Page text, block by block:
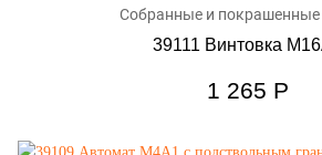
Собранные и покрашенные
39111 Винтовка
1 265 Р